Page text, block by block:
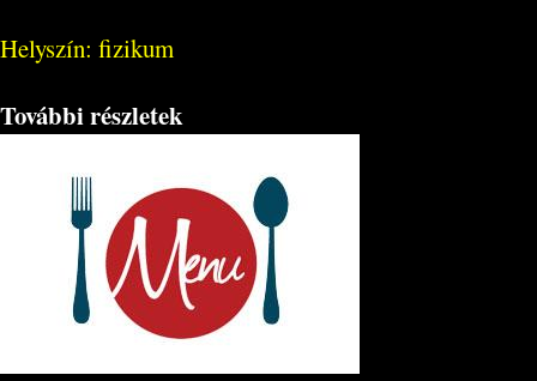
Helyszín: fizikum
További részletek